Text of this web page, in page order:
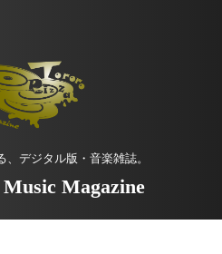
デジタル版・音楽雑誌。
Magazine